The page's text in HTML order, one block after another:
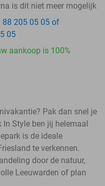
is dit niet meer mogelijk
88 205 05 05 of
05
aankoop is 100%
Pak dan snel je
Style ben jij helemaal
is de ideale
te verkennen.
door de natuur,
Leeuwarden of plan